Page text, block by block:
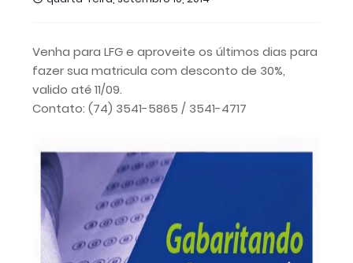
Venha para LFG e aproveite os últimos dias para
fazer sua matricula com desconto de 30%,
valido até 11/09.
Contato: (74) 3541-5865 / 3541-4717